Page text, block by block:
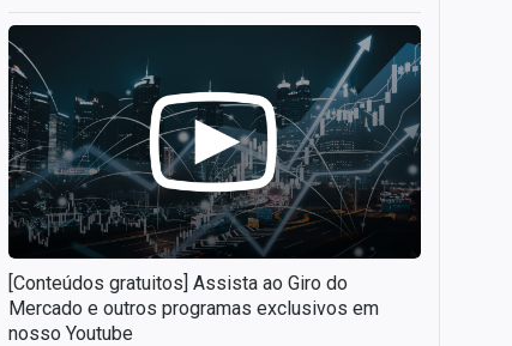
[Conteúdos gratuitos] Assista ao Giro do
Mercado e outros programas exclusivos em
nosso Youtube